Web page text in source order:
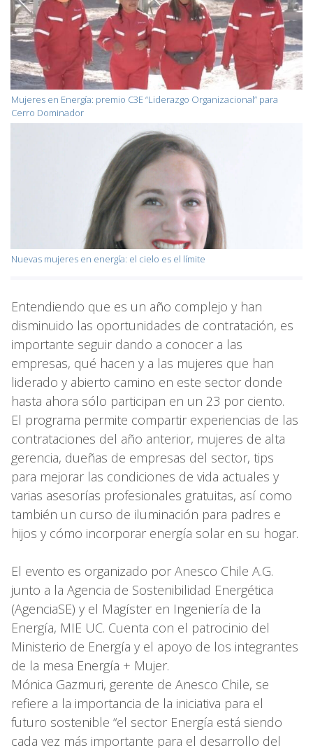
Mujeres en Energía: premio C3E “Liderazgo Organizacional” para
Cerro Dominador
Nuevas mujeres en energía: el cielo es el límite
Entendiendo que es un año complejo y han
disminuido las oportunidades de contratación, es
importante seguir dando a conocer a las
empresas, qué hacen y a las mujeres que han
liderado y abierto camino en este sector donde
hasta ahora sólo participan en un 23 por ciento.
El programa permite compartir experiencias de las
contrataciones del año anterior, mujeres de alta
gerencia, dueñas de empresas del sector, tips
para mejorar las condiciones de vida actuales y
varias asesorías profesionales gratuitas, así como
también un curso de iluminación para padres e
hijos y cómo incorporar energía solar en su hogar.
El evento es organizado por Anesco Chile A.G.
junto a la Agencia de Sostenibilidad Energética
(AgenciaSE) y el Magíster en Ingeniería de la
Energía, MIE UC. Cuenta con el patrocinio del
Ministerio de Energía y el apoyo de los integrantes
de la mesa Energía + Mujer.
Mónica Gazmuri, gerente de Anesco Chile, se
refiere a la importancia de la iniciativa para el
futuro sostenible “el sector Energía está siendo
cada vez más importante para el desarrollo del